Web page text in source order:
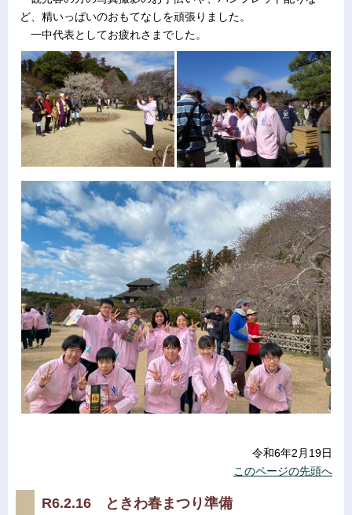
ど、精いっぱいのおもてなしを頑張りました。
一中代表としてお疲れさまでした。
令和6年2月19日
このページの先頭へ
R6.2.16 ときわ春まつり準備